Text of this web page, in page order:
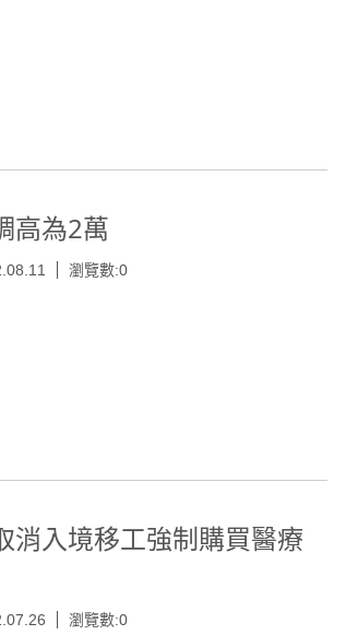
高為2萬
瀏覽數:0
消入境移工強制購買醫療
瀏覽數:0